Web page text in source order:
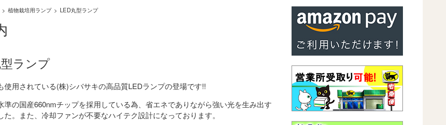
植物栽培用ランプ LED丸型ランプ
ランプ
使用されている(株)シバサキの高品質LEDランプの登場です!!
準の国産660nmチップを採用している為、省エネでありながら強い光を生み出す
た。また、冷却ファンが不要なハイテク設計になっております。